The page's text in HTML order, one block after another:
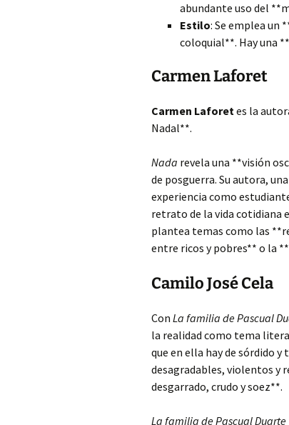
abundante uso del
Estilo: Se emplea
coloquial**. Hay una
Carmen Laforet
Carmen Laforetes la
Nadal**.
Nada revela una **visión
de posguerra. Su autora,
experiencia como
retrato de la vida cotidiana
plantea temas como las
entre ricos y pobres** o la
Camilo José Cela
Con La familia de Pascual
la realidad como tema
que en ella hay de sórdido
desagradables, violentos y
desgarrado, crudo y soez**.
La familia de Pascual Duarte